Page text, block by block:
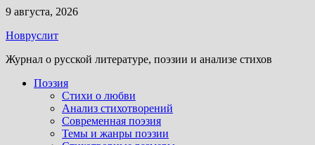
Перейти
содержимому
9 августа, 2026
Новруслит
Журнал о русской литературе, поэзии и анализе стихов
Поэзия
Стихи о любви
Анализ стихотворений
Современная поэзия
Темы и жанры поэзии